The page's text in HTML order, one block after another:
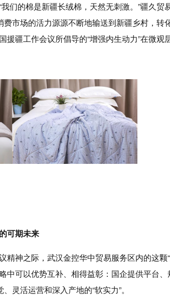
们的棉是新疆长绒棉，天然无刺激。”疆久贸
费市场的活力源源不断地输送到新疆乡村，转
疆工作会议所倡导的“增强内生动力”在微观
可期未来
精神之际，武汉金控华中贸易服务区内的这颗
中可以优势互补、相得益彰：国企提供平台
灵活运营和深入产地的“软实力”。